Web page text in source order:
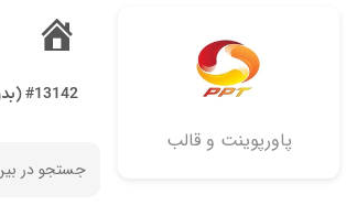
پاورپوینت و قالب
خانه
#13142 (بدون عنوان)